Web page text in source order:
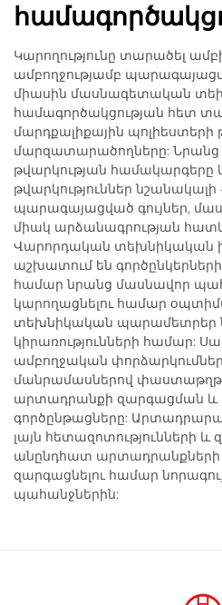
Կարողությունը տարածել
ամբողջությամբ
միասին մասնագետական
համագործակցության հետ
մարդքալիքային պոլիեստերի
մարզատարածողները:
թվարկության համակարգերը
թվարկություններ նշանակալի
պարագայացված գույներ,
միակ արձանագրության
Վարորդական տեխնիկական
աշխատում են
համար նրանց մասնավոր
կարողացնելու համար
տեխնիկական պարամետրեր
կիրառությունների համար:
ամբողջական
մանրամասներով
արտադրանքի զարգացման և
գործընթացները:
լայն հետազոտությունների
անընդհատ արտադրանքների
զարգացնելու համար
պահանջներին: